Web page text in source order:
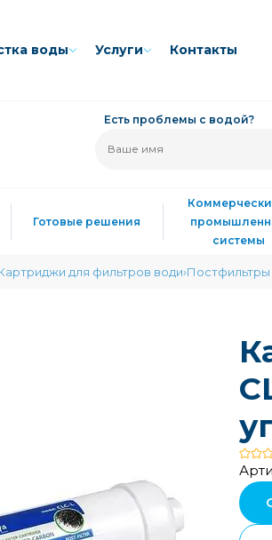
воды Услуги Контакты
Есть проблемы с водой?
Готовые решения
системы
для фильтров води Постфильтры